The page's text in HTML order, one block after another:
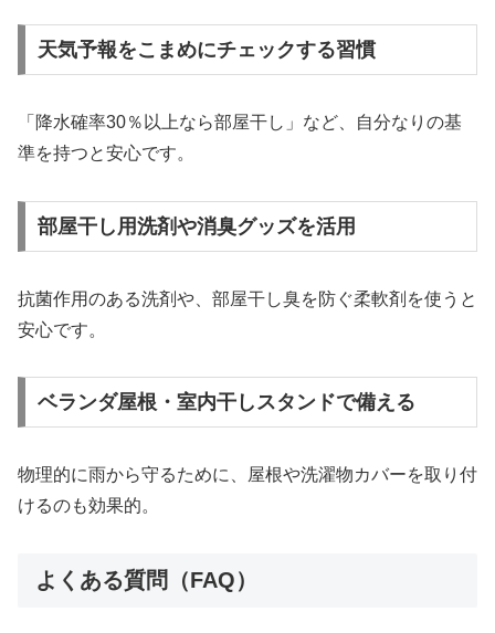
天気予報をこまめにチェックする習慣
「降水確率30％以上なら部屋干し」など、自分なりの基
準を持つと安心です。
部屋干し用洗剤や消臭グッズを活用
抗菌作用のある洗剤や、部屋干し臭を防ぐ柔軟剤を使うと
安心です。
ベランダ屋根・室内干しスタンドで備える
物理的に雨から守るために、屋根や洗濯物カバーを取り付
けるのも効果的。
よくある質問（FAQ）